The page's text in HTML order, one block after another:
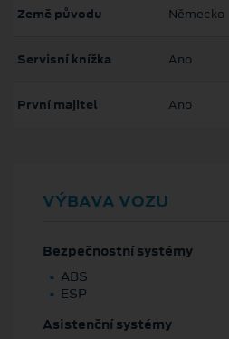
Země původu Německo
Servisní knížka Ano
První majitel Ano
VÝBAVA VOZU
Bezpečnostní systémy
ABS
ESP
Asistenční systémy